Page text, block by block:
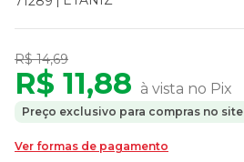
R$ 14,69
R$ 11,88 à vista no Pix
Preço exclusivo para compras no site
Ver formas de pagamento